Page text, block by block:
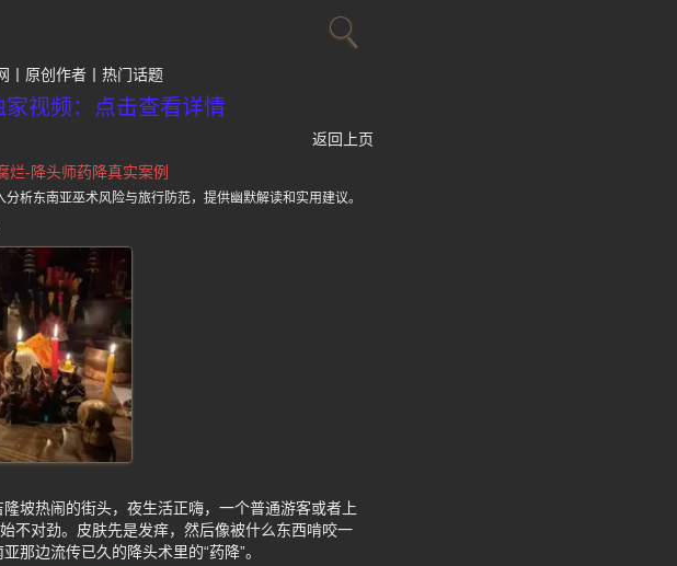
原创作者 热门话题
视频：点击查看详情
返回上页
烂-降头师药降真实案例
析东南亚巫术风险与旅行防范，提供幽默解读和实用建议。
坡热闹的街头，夜生活正嗨，一个普通游客或者上
不对劲。皮肤先是发痒，然后像被什么东西啃咬一
那边流传已久的降头术里的“药降”。